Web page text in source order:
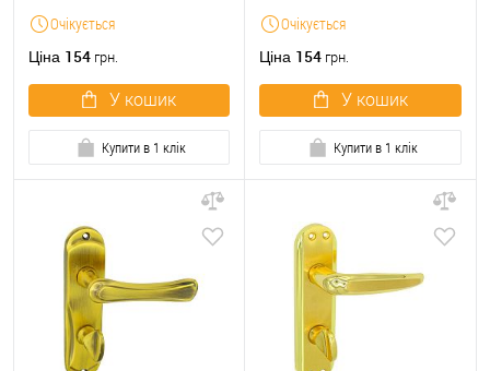
Очікується
Ціна 154 грн.
У кошик
Купити в 1 клік
Очікується
Ціна 154 грн.
У кошик
Купити в 1 клік